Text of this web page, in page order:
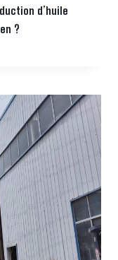
d’huile
?